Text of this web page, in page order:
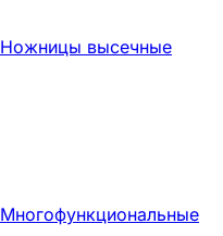
Ножницы высечные
Многофункциональные